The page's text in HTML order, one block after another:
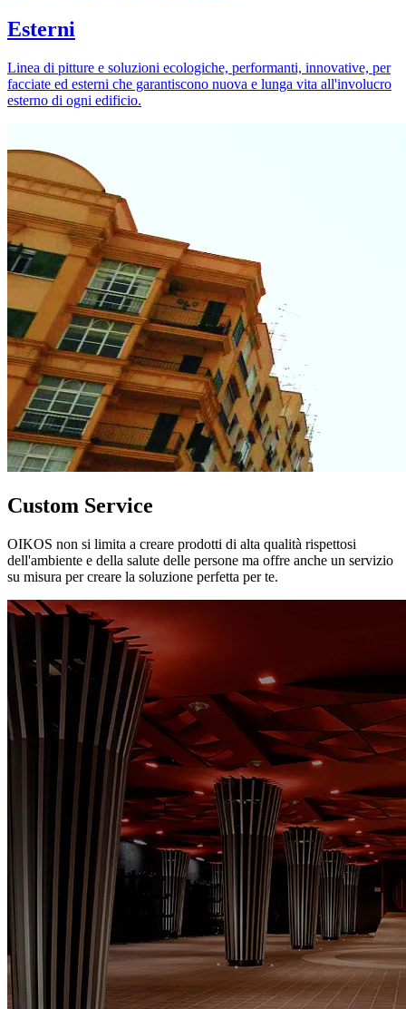
Esterni
Linea di pitture e soluzioni ecologiche, performanti, innovative, per
facciate ed esterni che garantiscono nuova e lunga vita all'involucro
esterno di ogni edificio.
Custom Service
OIKOS non si limita a creare prodotti di alta qualità rispettosi
dell'ambiente e della salute delle persone ma offre anche un servizio
su misura per creare la soluzione perfetta per te.